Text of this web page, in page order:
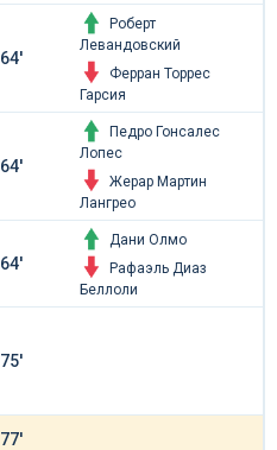
64'
Роберт
Левандовский
Ферран Торрес
Гарсия
64'
Педро Гонсалес
Лопес
Жерар Мартин
Лангрео
64'
Дани Олмо
Рафаэль Диаз
Беллоли
75'
77'